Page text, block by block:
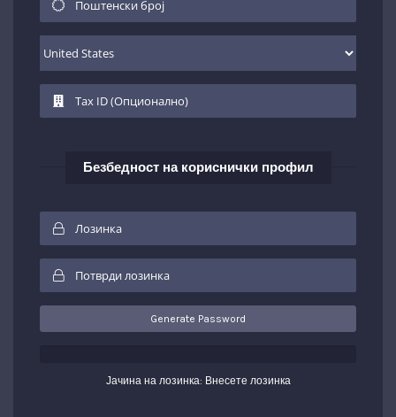
Безбедност на кориснички профил
Generate Password
Јачина на лозинка: Внесете лозинка